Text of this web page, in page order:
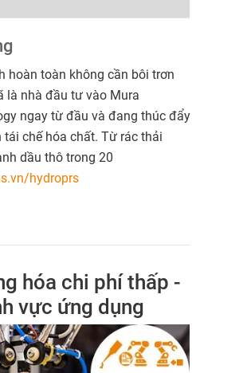
hoàn toàn không cần bôi trơn
là nhà đầu tư vào Mura
ngay từ đầu và đang thúc đẩy
tái chế hóa chất. Từ rác thải
dầu thô trong 20
hydroprs
hóa chi phí thấp -
vực ứng dụng